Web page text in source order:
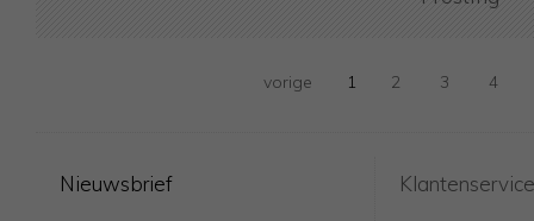
vorige 1 2 3 4
Nieuwsbrief Klantenservice